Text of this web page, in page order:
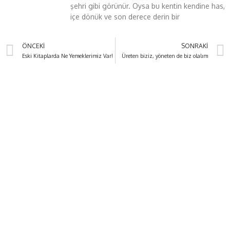
şehri gibi görünür. Oysa bu kentin kendine has,
içe dönük ve son derece derin bir
ÖNCEKI
Eski Kitaplarda Ne Yemeklerimiz Var!
SONRAKI
Üreten biziz, yöneten de biz olalım